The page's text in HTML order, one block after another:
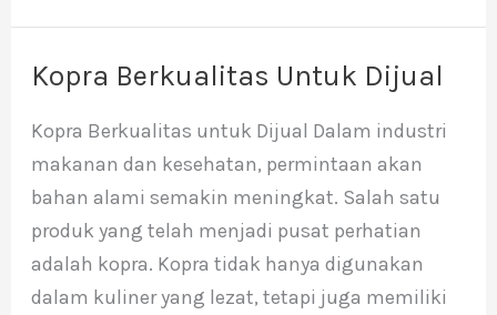
Kopra Berkualitas Untuk Dijual
Kopra Berkualitas untuk Dijual Dalam industri
makanan dan kesehatan, permintaan akan
bahan alami semakin meningkat. Salah satu
produk yang telah menjadi pusat perhatian
adalah kopra. Kopra tidak hanya digunakan
dalam kuliner yang lezat, tetapi juga memiliki
Kopra
Untuk
Dijual